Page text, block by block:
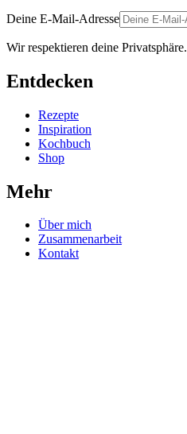
Deine E-Mail-Adresse
Wir respektieren deine Privatsphäre.
Entdecken
Rezepte
Inspiration
Kochbuch
Shop
Mehr
Über mich
Zusammenarbeit
Kontakt